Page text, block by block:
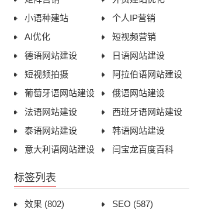
小语种建站
个人IP营销
AI优化
短视频营销
德语网站建设
日语网站建设
短视频拍摄
阿拉伯语网站建设
葡萄牙语网站建设
俄语网站建设
法语网站建设
西班牙语网站建设
泰语网站建设
韩语网站建设
意大利语网站建设
闫宝龙百度百科
标签列表
效果 (802) SEO (587)